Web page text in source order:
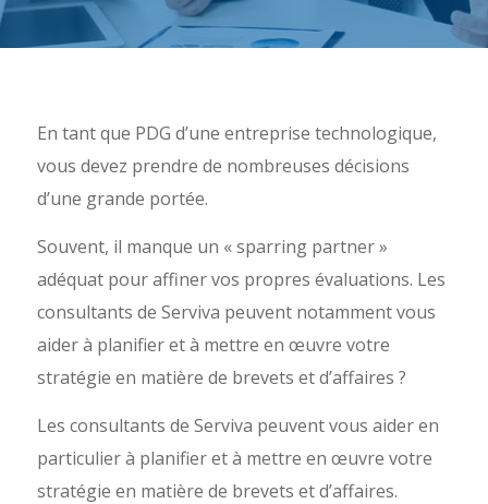
En tant que PDG d’une entreprise technologique,
vous devez prendre de nombreuses décisions
d’une grande portée.
Souvent, il manque un « sparring partner »
adéquat pour affiner vos propres évaluations. Les
consultants de Serviva peuvent notamment vous
aider à planifier et à mettre en œuvre votre
stratégie en matière de brevets et d’affaires ?
Les consultants de Serviva peuvent vous aider en
particulier à planifier et à mettre en œuvre votre
stratégie en matière de brevets et d’affaires.